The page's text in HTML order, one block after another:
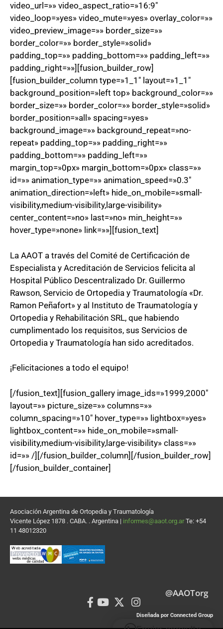
video_url=»» video_aspect_ratio=»16:9″
video_loop=»yes» video_mute=»yes» overlay_color=»»
video_preview_image=»» border_size=»»
border_color=»» border_style=»solid»
padding_top=»» padding_bottom=»» padding_left=»»
padding_right=»»][fusion_builder_row]
[fusion_builder_column type=»1_1″ layout=»1_1″
background_position=»left top» background_color=»»
border_size=»» border_color=»» border_style=»solid»
border_position=»all» spacing=»yes»
background_image=»» background_repeat=»no-
repeat» padding_top=»» padding_right=»»
padding_bottom=»» padding_left=»»
margin_top=»0px» margin_bottom=»0px» class=»»
id=»» animation_type=»» animation_speed=»0.3″
animation_direction=»left» hide_on_mobile=»small-
visibility,medium-visibility,large-visibility»
center_content=»no» last=»no» min_height=»»
hover_type=»none» link=»»][fusion_text]
La AAOT a través del Comité de Certificación de
Especialista y Acreditación de Servicios felicita al
Hospital Público Descentralizado Dr. Guillermo
Rawson, Servicio de Ortopedia y Traumatología «Dr.
Ramon Peñafort» y al Instituto de Traumatología y
Ortopedia y Rehabilitación SRL, que habiendo
cumplimentado los requisitos, sus Servicios de
Ortopedia y Traumatología han sido acreditados.
¡Felicitaciones a todo el equipo!
[/fusion_text][fusion_gallery image_ids=»1999,2000″
layout=»» picture_size=»» columns=»»
column_spacing=»10″ hover_type=»» lightbox=»yes»
lightbox_content=»» hide_on_mobile=»small-
visibility,medium-visibility,large-visibility» class=»»
id=»» /][/fusion_builder_column][/fusion_builder_row]
[/fusion_builder_container]
Asociación Argentina de Ortopedia y Traumatología
Vicente López 1878 . CABA. . Argentina | informes@aaot.org.ar Te: +54
11 48012320
@AAOTorg
Diseñada por Connected Group